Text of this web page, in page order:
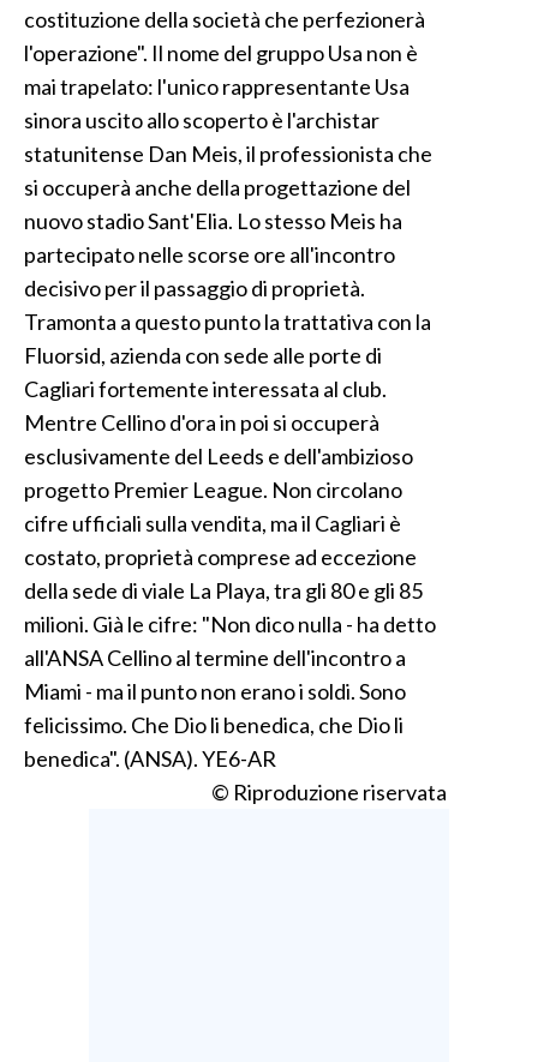
costituzione della società che perfezionerà
l'operazione". Il nome del gruppo Usa non è
mai trapelato: l'unico rappresentante Usa
sinora uscito allo scoperto è l'archistar
statunitense Dan Meis, il professionista che
si occuperà anche della progettazione del
nuovo stadio Sant'Elia. Lo stesso Meis ha
partecipato nelle scorse ore all'incontro
decisivo per il passaggio di proprietà.
Tramonta a questo punto la trattativa con la
Fluorsid, azienda con sede alle porte di
Cagliari fortemente interessata al club.
Mentre Cellino d'ora in poi si occuperà
esclusivamente del Leeds e dell'ambizioso
progetto Premier League. Non circolano
cifre ufficiali sulla vendita, ma il Cagliari è
costato, proprietà comprese ad eccezione
della sede di viale La Playa, tra gli 80 e gli 85
milioni. Già le cifre: "Non dico nulla - ha detto
all'ANSA Cellino al termine dell'incontro a
Miami - ma il punto non erano i soldi. Sono
felicissimo. Che Dio li benedica, che Dio li
benedica". (ANSA). YE6-AR
© Riproduzione riservata